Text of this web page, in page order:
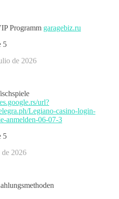
Programm garagebiz.ru
5
de 2026
url?
Legiano-casino-login-
anmelden-06-07-3
5
2026